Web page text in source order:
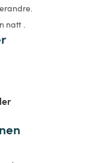
natt .